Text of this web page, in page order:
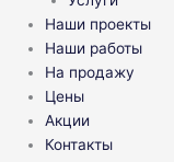
Наши проекты
Наши работы
На продажу
Цены
Акции
Контакты